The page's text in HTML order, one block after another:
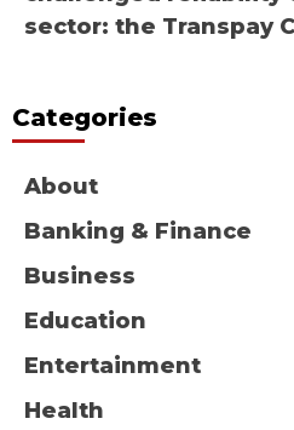
sector: the Transpay
Categories
About
Banking & Finance
Business
Education
Entertainment
Health